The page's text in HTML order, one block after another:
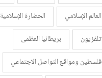
العالم الإسلامي
الحضارة الإسلامية
تلفزيون
بريطانيا العظمى
فلسطين ومواقع التواصل الاجتماعي